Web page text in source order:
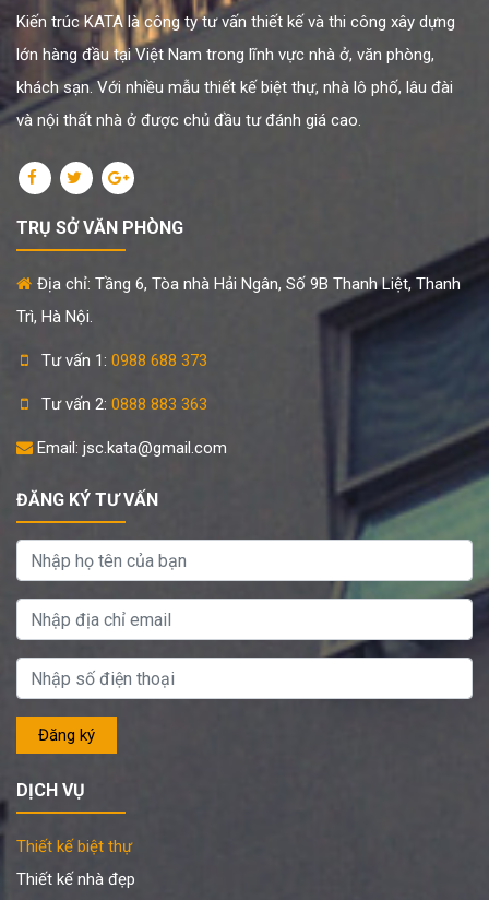
Kiến trúc KATA là công ty tư vấn thiết kế và thi công xây dựng
lớn hàng đầu tại Việt Nam trong lĩnh vực nhà ở, văn phòng,
khách sạn. Với nhiều mẫu thiết kế biệt thự, nhà lô phố, lâu đài
và nội thất nhà ở được chủ đầu tư đánh giá cao.
TRỤ SỞ VĂN PHÒNG
Địa chỉ: Tầng 6, Tòa nhà Hải Ngân, Số 9B Thanh Liệt, Thanh
Trì, Hà Nội.
Tư vấn 1: 0988 688 373
Tư vấn 2: 0888 883 363
Email: jsc.kata@gmail.com
ĐĂNG KÝ TƯ VẤN
DỊCH VỤ
Thiết kế biệt thự
Thiết kế nhà đẹp